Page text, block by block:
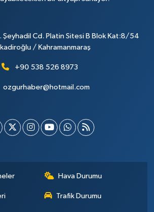
Şeyhadil Cd. Platin Sitesi B Blok Kat:8/54
/ Kahramanmaraş
+90 538 526 8973
ozgurhaber@hotmail.com
Hava Durumu
Trafik Durumu